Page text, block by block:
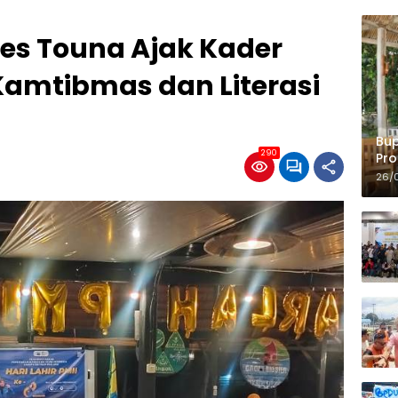
Touna Ajak Kader
dan Literasi
290
26/